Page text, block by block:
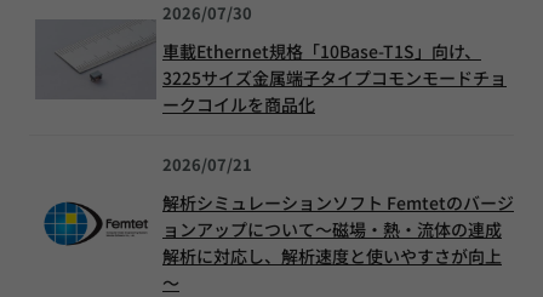
2026/07/30
車載Ethernet規格「10Base-T1S」向け、
3225サイズ金属端子タイプコモンモードチョ
ークコイルを商品化
2026/07/21
解析シミュレーションソフト Femtetのバージ
ョンアップについて～磁場・熱・流体の連成
解析に対応し、解析速度と使いやすさが向上
～